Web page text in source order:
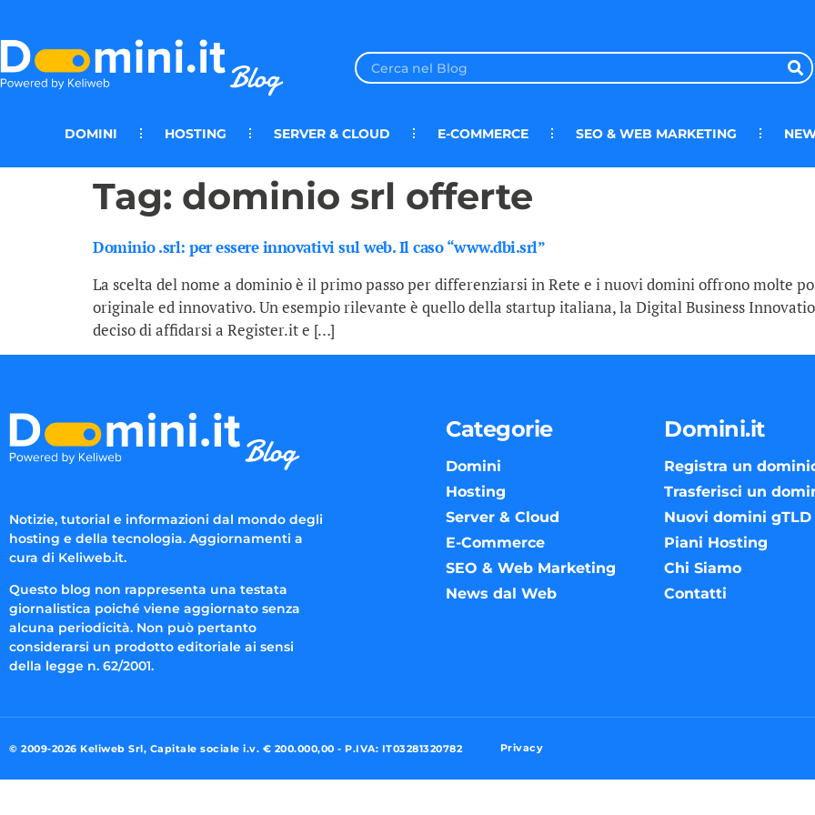
DOMINI HOSTING SERVER & CLOUD E-COMMERCE SEO & WEB MARKETING
Tag: dominio srl offerte
Dominio .srl: per essere innovativi sul web. Il caso “www.dbi.srl”
La scelta del nome a dominio è il primo passo per differenziarsi in Rete e i nuovi domini offrono molte
originale ed innovativo. Un esempio rilevante è quello della startup italiana, la Digital Business
deciso di affidarsi a Register.it e […]
Notizie, tutorial e informazioni dal mondo degli
hosting e della tecnologia. Aggiornamenti a
cura di Keliweb.it.
Questo blog non rappresenta una testata
giornalistica poiché viene aggiornato senza
alcuna periodicità. Non può pertanto
considerarsi un prodotto editoriale ai sensi
della legge n. 62/2001.
Categorie
Domini
Hosting
Server & Cloud
E-Commerce
SEO & Web Marketing
News dal Web
Domini.it
Registra un
Trasferisci un
Nuovi domini gTLD
Piani Hosting
Chi Siamo
Contatti
© 2009-2026 Keliweb Srl, Capitale sociale i.v. € 200.000,00 - P.IVA: IT03281320782 Privacy